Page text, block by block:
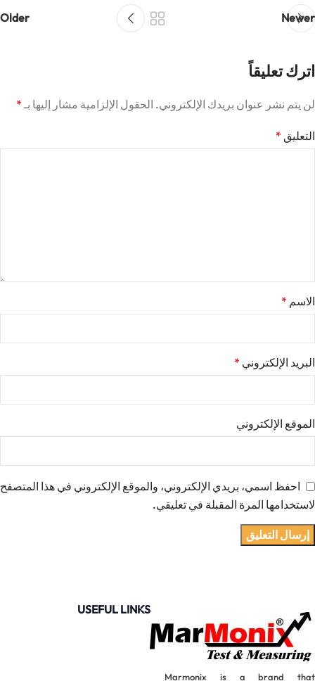
Newer
Older
اترك تعليقاً
لن يتم نشر عنوان بريدك الإلكتروني. الحقول الإلزامية مشار إليها بـ *
التعليق *
الاسم *
البريد الإلكتروني *
الموقع الإلكتروني
احفظ اسمي، بريدي الإلكتروني، والموقع الإلكتروني في هذا المتصفح
لاستخدامها المرة المقبلة في تعليقي.
Marmonix is a brand that
USEFUL LINKS